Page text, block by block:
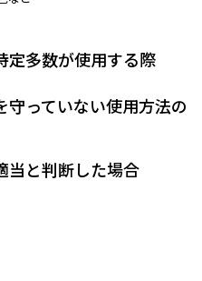
定多数が使用する際
守っていない使用方法の
当と判断した場合